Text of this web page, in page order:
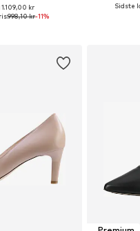
størrelser
kr
998,10 kr-11%
Sidste